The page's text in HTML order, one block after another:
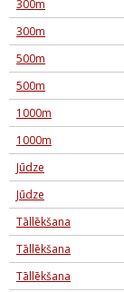
300m
300m
500m
500m
1000m
1000m
Jūdze
Jūdze
Tāllēkšana
Tāllēkšana
Tāllēkšana